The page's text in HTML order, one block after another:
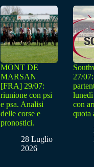
MONT DE
MARSAN
[FRA] 29/07:
riunione con psi
e psa. Analisi
delle corse e
pronostici.
28 Luglio
2026
27/
con
quota